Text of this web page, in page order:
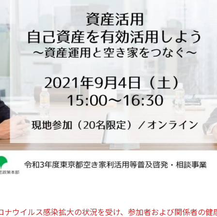
ナウイルス感染拡大の状況を受け、参加者および関係者の健